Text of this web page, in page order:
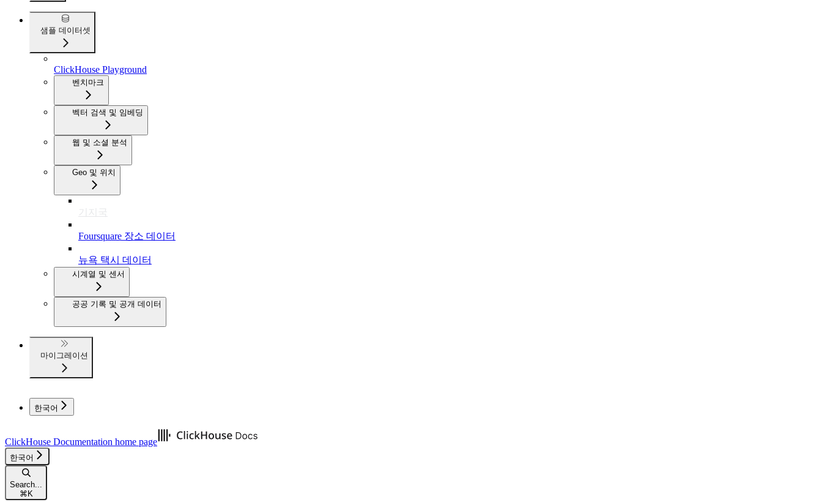
샘플 데이터셋
ClickHouse Playground
벤치마크
벡터 검색 및 임베딩
웹 및 소셜 분석
Geo 및 위치
기지국
Foursquare 장소 데이터
뉴욕 택시 데이터
시계열 및 센서
공공 기록 및 공개 데이터
마이그레이션
한국어
ClickHouse Documentation home page
한국어
Search...
⌘ K